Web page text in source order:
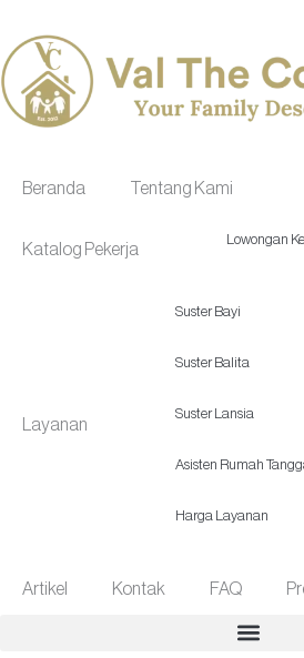
to
content
Beranda Tentang Kami
Katalog Pekerja
Lowongan
Layanan
Suster Bayi
Suster Balita
Suster Lansia
Asisten Rumah
Harga Layanan
Artikel Kontak FAQ